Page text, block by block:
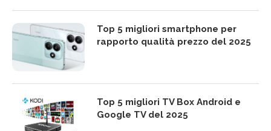
Top 5 migliori smartphone per
rapporto qualità prezzo del 2025
Top 5 migliori TV Box Android e
Google TV del 2025